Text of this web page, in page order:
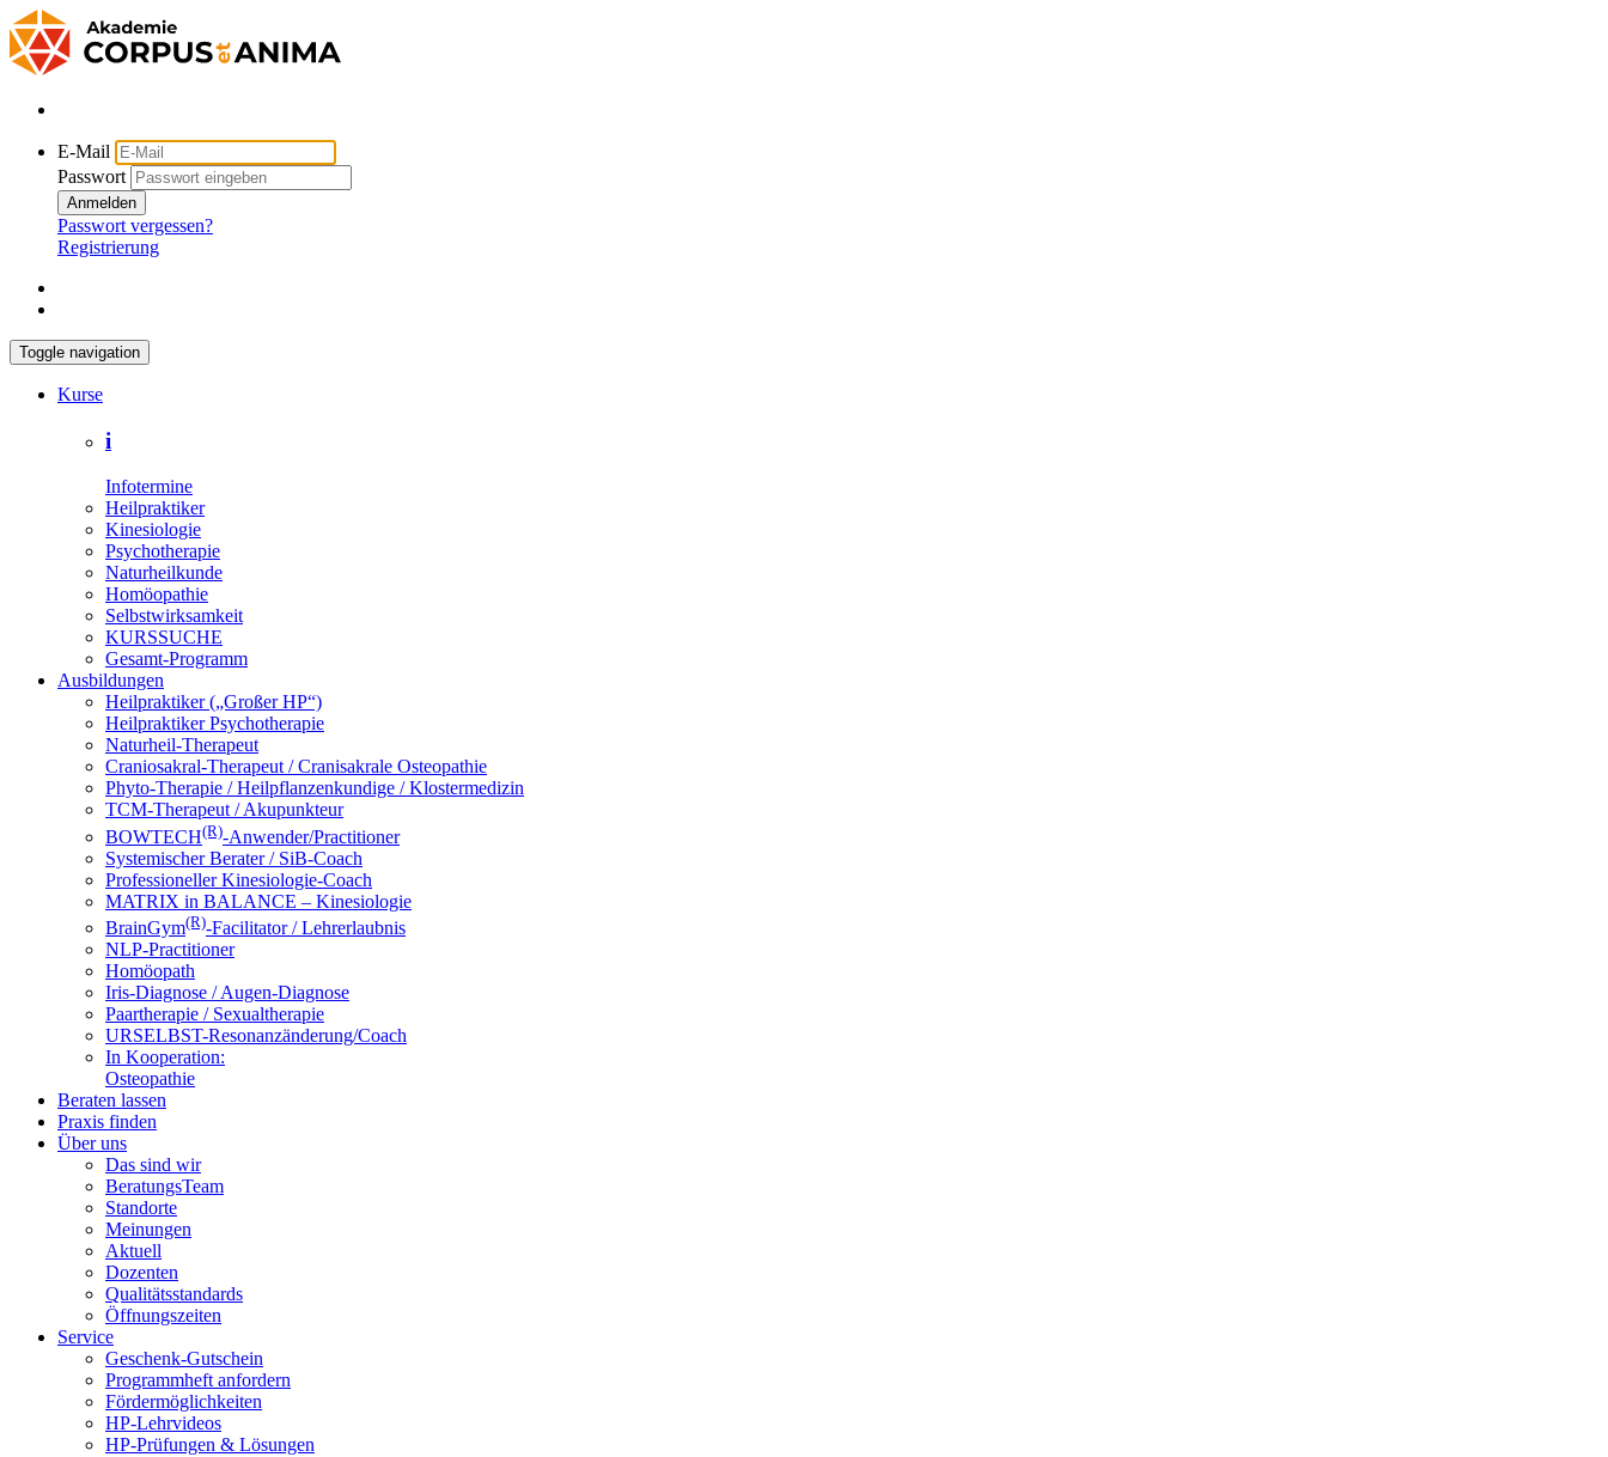
E-Mail
Passwort
Anmelden
Passwort vergessen?
Registrierung
Toggle navigation
Kurse
i
Infotermine
Heilpraktiker
Kinesiologie
Psychotherapie
Naturheilkunde
Homöopathie
Selbstwirksamkeit
KURSSUCHE
Gesamt-Programm
Ausbildungen
Heilpraktiker („Großer HP“)
Heilpraktiker Psychotherapie
Naturheil-Therapeut
Craniosakral-Therapeut / Cranisakrale Osteopathie
Phyto-Therapie / Heilpflanzenkundige / Klostermedizin
TCM-Therapeut / Akupunkteur
BOWTECH(R)-Anwender/Practitioner
Systemischer Berater / SiB-Coach
Professioneller Kinesiologie-Coach
MATRIX in BALANCE – Kinesiologie
BrainGym(R)-Facilitator / Lehrerlaubnis
NLP-Practitioner
Homöopath
Iris-Diagnose / Augen-Diagnose
Paartherapie / Sexualtherapie
URSELBST-Resonanzänderung/Coach
In Kooperation:
Osteopathie
Beraten lassen
Praxis finden
Über uns
Das sind wir
BeratungsTeam
Standorte
Meinungen
Aktuell
Dozenten
Qualitätsstandards
Öffnungszeiten
Service
Geschenk-Gutschein
Programmheft anfordern
Fördermöglichkeiten
HP-Lehrvideos
HP-Prüfungen & Lösungen